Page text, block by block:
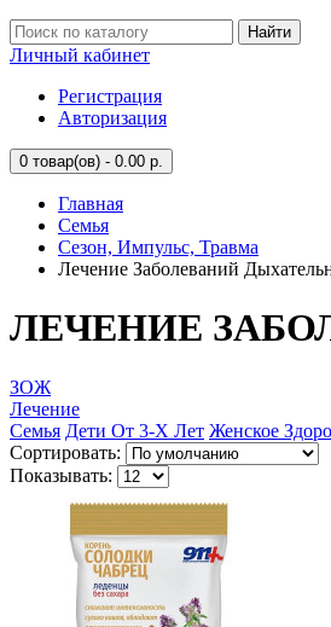
Найти
Личный кабинет
Регистрация
Авторизация
0 товар(ов) - 0.00 р.
Главная
Семья
Сезон, Импульс, Травма
Лечение Заболеваний
ЛЕЧЕНИЕ
ЗОЖ
Лечение
Семья Дети От 3-Х Лет Женское
Сортировать:
Показывать: